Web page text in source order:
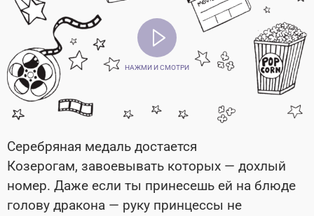
НАЖМИ И СМОТРИ
Серебряная медаль достается
Козерогам, завоевывать которых — дохлый
номер. Даже если ты принесешь ей на блюде
голову дракона — руку принцессы не